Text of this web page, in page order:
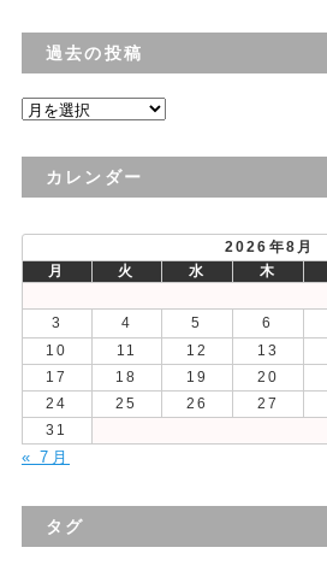
過去の投稿
過
の
カレンダー
2026年8月
月
火 水 木
3
4 5 6
10
11 12 13
17
18 19 20
24
25 26 27
31
« 7月
タグ